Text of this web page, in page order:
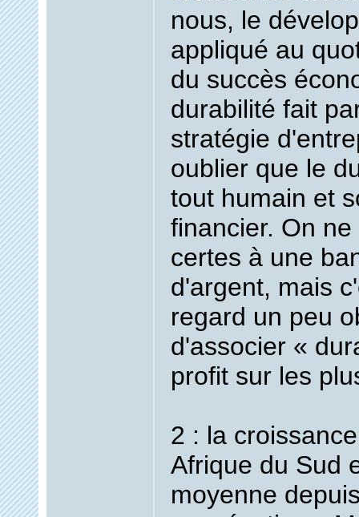
nous, le
appliqué au
du succès
durabilité fait
stratégie
oublier que le
tout humain et
financier. On
certes à une
d'argent, mais
regard un peu
d'associer «
profit sur les
2 : la
Afrique du Sud
moyenne